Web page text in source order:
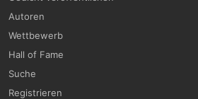
Autoren
Wettbewerb
Hall of Fame
Suche
Registrieren